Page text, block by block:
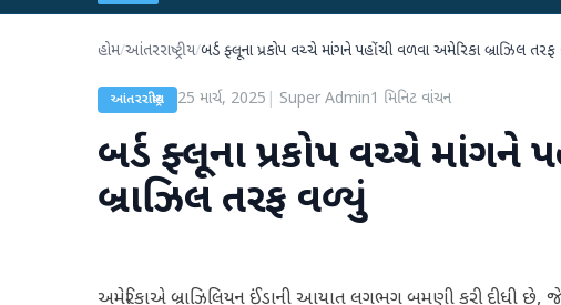
હોમ/આંતરરાષ્ટ્રીય/બર્ડ ફ્લૂના પ્રકોપ વચ્ચે માંગને પહોંચી વળવા અમેરિકા બ્રાઝિલ
આંતરરાષ્ટ્રીય 25 માર્ચ, 2025 Super Admin1 મિનિટ વાંચન
બર્ડ ફ્લૂના પ્રકોપ વચ્ચે માંગને
બ્રાઝિલ તરફ વળ્યું
અમેરિકાએ બ્રાઝિલિયન ઈંડાની આયાત લગભગ બમણી કરી દીધી છે,